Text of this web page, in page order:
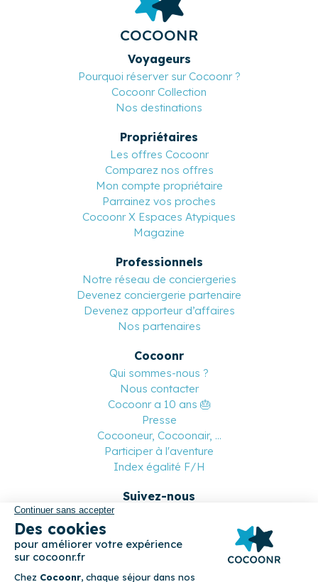
COCOONR
Voyageurs
Pourquoi réserver sur Cocoonr ?
Cocoonr Collection
Nos destinations
Propriétaires
Les offres Cocoonr
Comparez nos offres
Mon compte propriétaire
Parrainez vos proches
Cocoonr X Espaces Atypiques
Magazine
Professionnels
Notre réseau de conciergeries
Devenez conciergerie partenaire
Devenez apporteur d’affaires
Nos partenaires
Cocoonr
Qui sommes-nous ?
Nous contacter
Cocoonr a 10 ans 🎂
Presse
Cocooneur, Cocoonair, ...
Participer à l'aventure
Index égalité F/H
Suivez-nous